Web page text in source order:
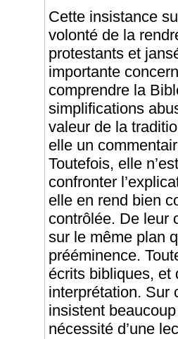
Cette insistance
volonté de la
protestants et
importante
comprendre la
simplifications
valeur de la
elle un
Toutefois, elle
confronter
elle en rend bien
contrôlée. De leur
sur le même plan
prééminence.
écrits bibliques, et
interprétation. Sur
insistent
nécessité d’une